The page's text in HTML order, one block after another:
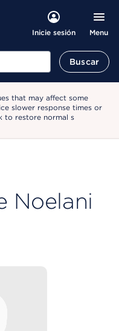
Inicie sesión Menu
Buscar
that may affect some
slower response times or
to restore normal s
Noelani